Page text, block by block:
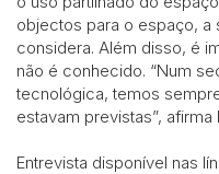
objectos para o espaço, a
considera. Além disso, é
não é conhecido. “Num
tecnológica, temos
estavam previstas”, afirma
Entrevista disponível nas